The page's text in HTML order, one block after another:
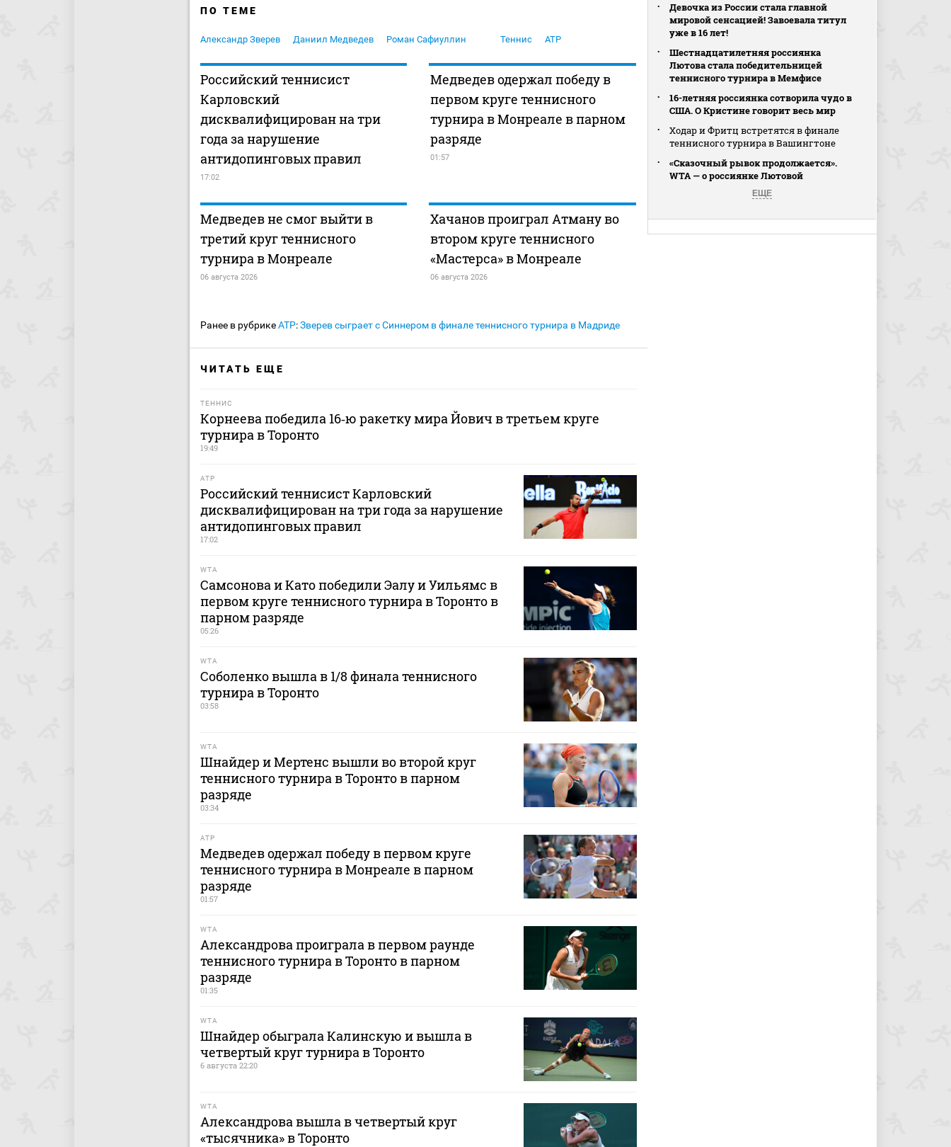
ПО ТЕМЕ
Александр Зверев Даниил Медведев Роман Сафиуллин Теннис ATP
Российский теннисист
Карловский
дисквалифицирован на три
года за нарушение
антидопинговых правил
17:02
Медведев одержал победу в
первом круге теннисного
турнира в Монреале в парном
разряде
01:57
Медведев не смог выйти в
третий круг теннисного
турнира в Монреале
06 августа 2026
Хачанов проиграл Атману во
втором круге теннисного
«Мастерса» в Монреале
06 августа 2026
Ранее в рубрикеATP:Зверев сыграет с Синнером в финале теннисного турнира в Мадриде
ЧИТАТЬ ЕЩЕ
ТЕННИС
Корнеева победила 16‑ю ракетку мира Йович в третьем круге
турнира в Торонто
19:49
ATP
Российский теннисист Карловский
дисквалифицирован на три года за нарушение
антидопинговых правил
17:02
WTA
Самсонова и Като победили Эалу и Уильямс в
первом круге теннисного турнира в Торонто в
парном разряде
05:26
WTA
Соболенко вышла в 1/8 финала теннисного
турнира в Торонто
03:58
WTA
Шнайдер и Мертенс вышли во второй круг
теннисного турнира в Торонто в парном
разряде
03:34
ATP
Медведев одержал победу в первом круге
теннисного турнира в Монреале в парном
разряде
01:57
WTA
Александрова проиграла в первом раунде
теннисного турнира в Торонто в парном
разряде
01:35
WTA
Шнайдер обыграла Калинскую и вышла в
четвертый круг турнира в Торонто
6 августа 22:20
WTA
Александрова вышла в четвертый круг
«тысячника» в Торонто
Девочка из России стала главной
мировой сенсацией! Завоевала титул
уже в 16 лет!
Шестнадцатилетняя россиянка
Лютова стала победительницей
теннисного турнира в Мемфисе
16-летняя россиянка сотворила чудо в
США. О Кристине говорит весь мир
Ходар и Фритц встретятся в финале
теннисного турнира в Вашингтоне
«Сказочный рывок продолжается».
WTA — о россиянке Лютовой
ЕЩЕ